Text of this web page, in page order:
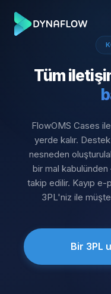
Tüm
FlowOMS Cases
yerde kalır.
nesneden
bir mal
takip edilir. Kayıp e-
3PL'niz ile
Bir 3PL